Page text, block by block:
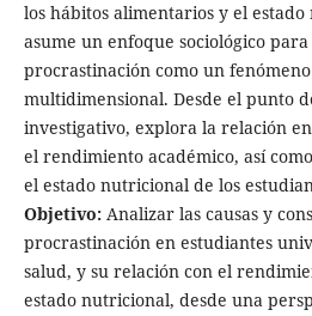
los hábitos alimentarios y el
asume un enfoque sociológico
procrastinación como un
multidimensional. Desde el punto
investigativo, explora la relación
el rendimiento académico, así
el estado nutricional de los
Objetivo:Analizar las causas y
procrastinación en estudiantes
salud, y su relación con el
estado nutricional, desde una